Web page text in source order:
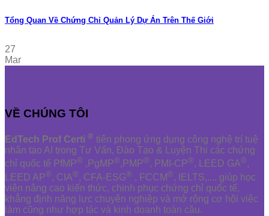
Tổng Quan Về Chứng Chỉ Quản Lý Dự Án Trên Thế Giới
27
Mar
VỀ CHÚNG TÔI
EdTech Prof Certi ® tiên phong ứng dụng công nghệ trí tuệ
nhân tạo AI trong Tư Vấn, Đào Tạo & Luyện Thi các chứng
chỉ quốc tế PfMP® ,PgMP®,PMP®, PMI-CP®, LEED GA®,
LEED AP®, CIA®, CFA-ESG® , FCCM®, IELTS,.... giúp học
viên nâng cao kiến thức, chinh phục chứng chỉ quốc tế,
khẳng định năng lực chuyên nghiệp và mở rộng cơ hội việc
làm cũng như hợp tác và kinh doanh toàn cầu.